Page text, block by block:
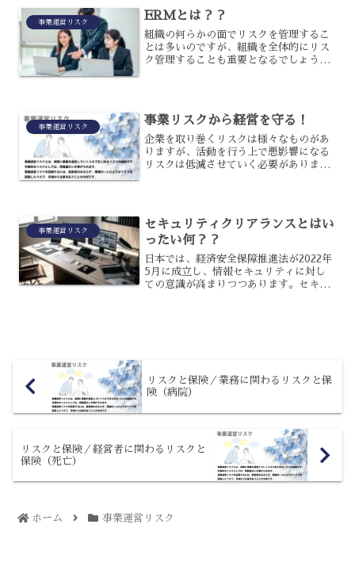
事業主にどのような...
事業運営リスク ERMとは？？
組織の何らかの面でリスクを管理するこ
とは多いのですが、組織を全体的にリス
ク管理することも重要となるでしょう。
ができないリスクに備え...
事業運営リスク 事業リスクから経営を守る！
企業を取り巻くリスクは様々なものがあ
りますが、活動を行う上で悪影響になる
リスクは低減させていく必要がありま
事業運営リスク
セキュリティクリアランスとはい
ったい何？？
日本では、経済安全保障推進法が2022年
5月に成立し、情報セキュリティに対し
ての意識が高まりつつあります。セキュ
リスクと保険／業務に関わるリスクと保
険（病院）
リスクと保険／経営者に関わるリスクと
保険（死亡）
ホーム 事業運営リスク